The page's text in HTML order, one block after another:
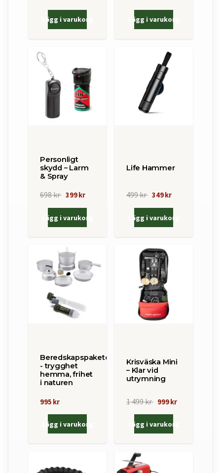
Lägg i varukorg Lägg i varukorg
Personligt
skydd – Larm
& Spray
698 kr 399 kr
Lägg i varukorg
Life Hammer
499 kr 349 kr
Lägg i varukorg
Beredskapspaketet
- trygghet
hemma, frihet
i naturen
995 kr
Lägg i varukorg
Krisväska Mini
– Klar vid
utrymning
1 499 kr 999 kr
Lägg i varukorg